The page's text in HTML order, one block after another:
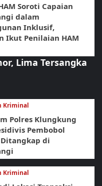
Soroti Capaian
dalam
Inklusif,
Ikut Penilaian HAM
Lima Tersangka
Kriminal
Polres Klungkung
Pembobol
di
Kriminal